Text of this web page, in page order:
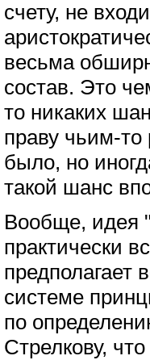
счету, не
весьма
состав. Это
то никаких
праву чьим-
было, но
такой шанс
Вообще, идея
практически
предполагает
системе
по
Стрелкову,